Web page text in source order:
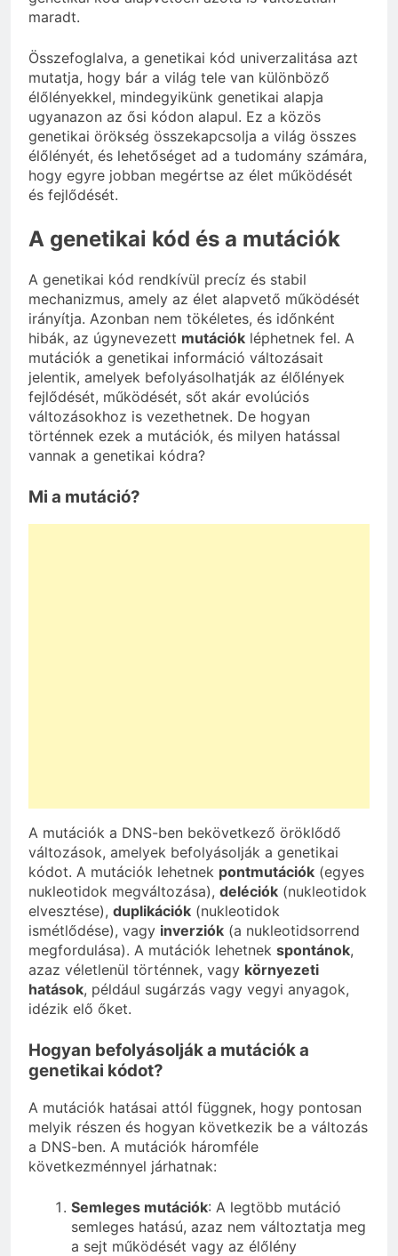
maradt.
Összefoglalva, a genetikai kód univerzalitása azt
mutatja, hogy bár a világ tele van különböző
élőlényekkel, mindegyikünk genetikai alapja
ugyanazon az ősi kódon alapul. Ez a közös
genetikai örökség összekapcsolja a világ összes
élőlényét, és lehetőséget ad a tudomány számára,
hogy egyre jobban megértse az élet működését
és fejlődését.
A genetikai kód és a mutációk
A genetikai kód rendkívül precíz és stabil
mechanizmus, amely az élet alapvető működését
irányítja. Azonban nem tökéletes, és időnként
hibák, az úgynevezett mutációk léphetnek fel. A
mutációk a genetikai információ változásait
jelentik, amelyek befolyásolhatják az élőlények
fejlődését, működését, sőt akár evolúciós
változásokhoz is vezethetnek. De hogyan
történnek ezek a mutációk, és milyen hatással
vannak a genetikai kódra?
Mi a mutáció?
A mutációk a DNS-ben bekövetkező öröklődő
változások, amelyek befolyásolják a genetikai
kódot. A mutációk lehetnek pontmutációk (egyes
nukleotidok megváltozása), deléciók (nukleotidok
elvesztése), duplikációk (nukleotidok
ismétlődése), vagy inverziók (a nukleotidsorrend
megfordulása). A mutációk lehetnek spontánok,
azaz véletlenül történnek, vagy környezeti
hatások, például sugárzás vagy vegyi anyagok,
idézik elő őket.
Hogyan befolyásolják a mutációk a
genetikai kódot?
A mutációk hatásai attól függnek, hogy pontosan
melyik részen és hogyan következik be a változás
a DNS-ben. A mutációk háromféle
következménnyel járhatnak:
Semleges mutációk: A legtöbb mutáció
semleges hatású, azaz nem változtatja meg
a sejt működését vagy az élőlény